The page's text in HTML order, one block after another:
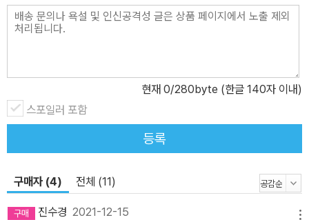
습니다. 6. 구움 과자 보관법, 가지고 있는 틀에 맞춰 반죽량 계산하는
법, 반죽기로 반죽하기 등 베이킹 초보들이 궁금해하는 정보들을 총
현재 0/280byte (한글 140자 이내)
스포일러 포함
등록
구매자 (4) 전체 (11)
진수경 2021-12-15